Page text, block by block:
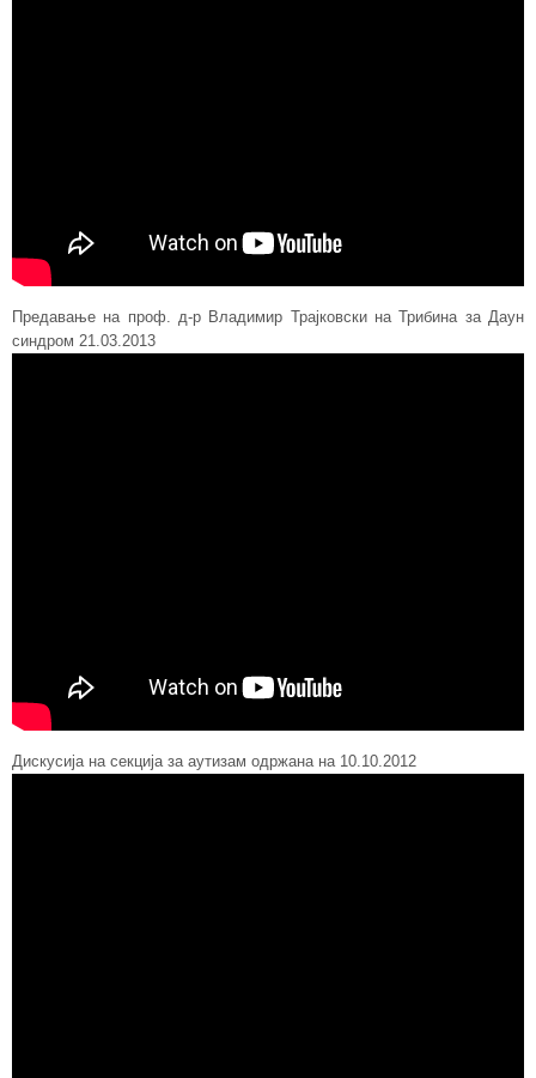
Предавање на проф. д-р Владимир Трајковски на Трибина за Даун
синдром 21.03.2013
Дискусија на секција за аутизам одржана на 10.10.2012